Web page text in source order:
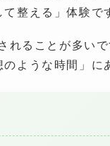
整える」体験で
れることが多い
ような時間」に